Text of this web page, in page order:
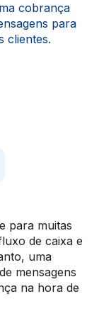
cobrança
para
clientes.
para muitas
de caixa e
uma
mensagens
na hora de